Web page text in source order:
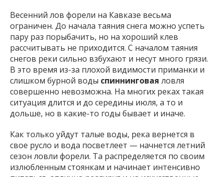
Весенний лов форели на Кавказе весьма
ограничен. До начала таяния снега можно успеть
пару раз порыбачить, но на хороший клев
рассчитывать не приходится. С началом таяния
снегов реки сильно взбухают и несут много грязи.
В это время из-за плохой видимости приманки и
слишком бурной воды спиннинговая ловля
совершенно невозможна. На многих реках такая
ситуация длится и до середины июля, а то и
дольше, но в какие-то годы бывает и иначе.
Как только уйдут талые воды, река вернется в
свое русло и вода посветлеет — начнется летний
сезон ловли форели. Та распределяется по своим
излюбленным стоянкам и начинает интенсивно